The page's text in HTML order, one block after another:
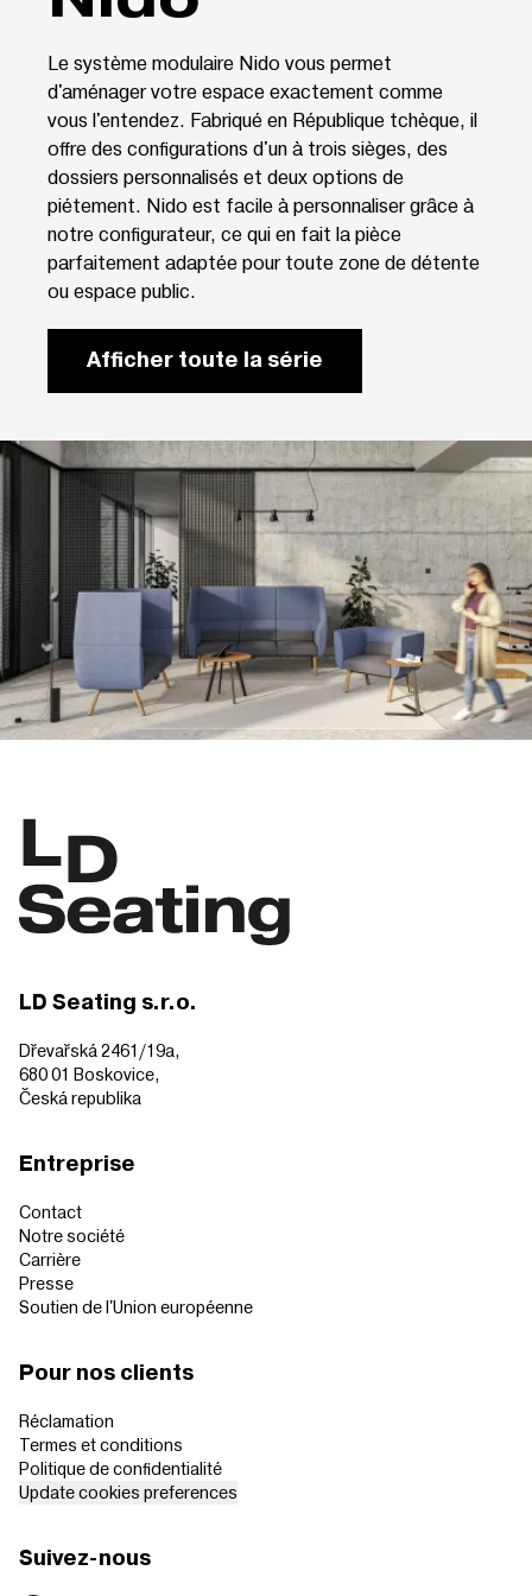
Le système modulaire Nido vous permet
d'aménager votre espace exactement comme
vous l'entendez. Fabriqué en République tchèque, il
offre des configurations d'un à trois sièges, des
dossiers personnalisés et deux options de
piétement. Nido est facile à personnaliser grâce à
notre configurateur, ce qui en fait la pièce
parfaitement adaptée pour toute zone de détente
ou espace public.
Afficher toute la série
LD Seating s.r.o.
Dřevařská 2461/19a,
680 01 Boskovice,
Česká republika
Entreprise
Contact
Notre société
Carrière
Presse
Soutien de l'Union européenne
Pour nos clients
Réclamation
Termes et conditions
Politique de confidentialité
Update cookies preferences
Suivez-nous